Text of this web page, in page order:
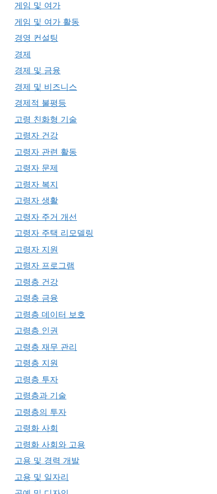
게임 및 여가
게임 및 여가 활동
경영 컨설팅
경제
경제 및 금융
경제 및 비즈니스
경제적 불평등
고령 친화형 기술
고령자 건강
고령자 관련 활동
고령자 문제
고령자 복지
고령자 생활
고령자 주거 개선
고령자 주택 리모델링
고령자 지원
고령자 프로그램
고령층 건강
고령층 금융
고령층 데이터 보호
고령층 인권
고령층 재무 관리
고령층 지원
고령층 투자
고령층과 기술
고령층의 투자
고령화 사회
고령화 사회와 고용
고용 및 경력 개발
고용 및 일자리